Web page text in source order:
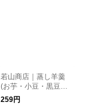
若山商店｜蒸し羊羹
(お芋・小豆・黒豆・
栗)
259円